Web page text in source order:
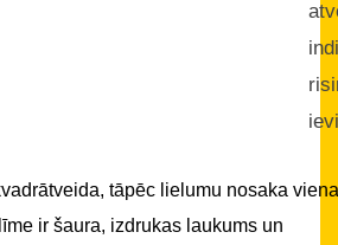
tāpēc lielumu nosaka
ir šaura, izdrukas laukums un